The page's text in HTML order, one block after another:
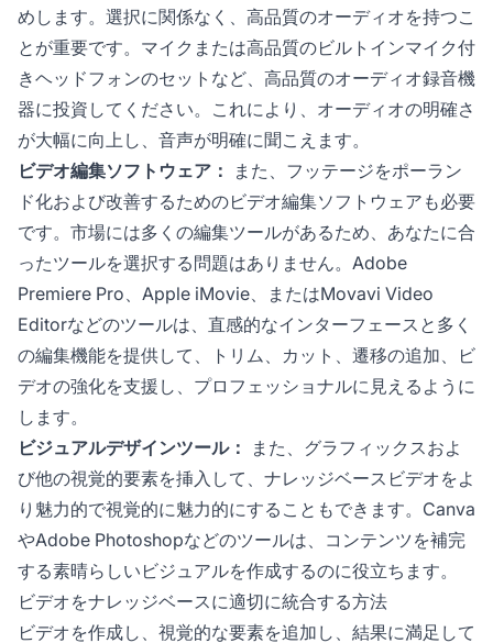
めします。選択に関係なく、高品質のオーディオを持つこ
とが重要です。マイクまたは高品質のビルトインマイク付
きヘッドフォンのセットなど、高品質のオーディオ録音機
器に投資してください。これにより、オーディオの明確さ
が大幅に向上し、音声が明確に聞こえます。
ビデオ編集ソフトウェア：
また、フッテージをポーラン
ド化および改善するためのビデオ編集ソフトウェアも必要
です。市場には多くの編集ツールがあるため、あなたに合
ったツールを選択する問題はありません。Adobe
Premiere Pro、Apple iMovie、またはMovavi Video
Editorなどのツールは、直感的なインターフェースと多く
の編集機能を提供して、トリム、カット、遷移の追加、ビ
デオの強化を支援し、プロフェッショナルに見えるように
します。
ビジュアルデザインツール：
また、グラフィックスおよ
び他の視覚的要素を挿入して、ナレッジベースビデオをよ
り魅力的で視覚的に魅力的にすることもできます。Canva
やAdobe Photoshopなどのツールは、コンテンツを補完
する素晴らしいビジュアルを作成するのに役立ちます。
ビデオをナレッジベースに適切に統合する方法
ビデオを作成し、視覚的な要素を追加し、結果に満足して